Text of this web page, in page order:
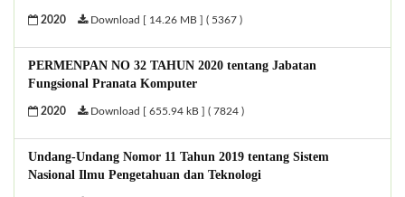
2020 Download [ 14.26 MB ] ( 5367 )
PERMENPAN NO 32 TAHUN 2020 tentang Jabatan
Fungsional Pranata Komputer
2020 Download [ 655.94 kB ] ( 7824 )
Undang-Undang Nomor 11 Tahun 2019 tentang Sistem
Nasional Ilmu Pengetahuan dan Teknologi